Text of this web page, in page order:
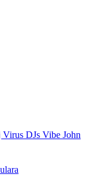
Virus DJs Vibe John